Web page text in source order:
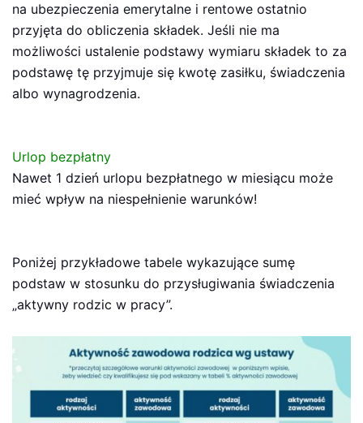
na ubezpieczenia emerytalne i rentowe ostatnio
przyjęta do obliczenia składek. Jeśli nie ma
możliwości ustalenie podstawy wymiaru składek to za
podstawę tę przyjmuje się kwotę zasiłku, świadczenia
albo wynagrodzenia.
Urlop bezpłatny
Nawet 1 dzień urlopu bezpłatnego w miesiącu może
mieć wpływ na niespełnienie warunków!
Poniżej przykładowe tabele wykazujące sumę
podstaw w stosunku do przysługiwania świadczenia
„aktywny rodzic w pracy”.